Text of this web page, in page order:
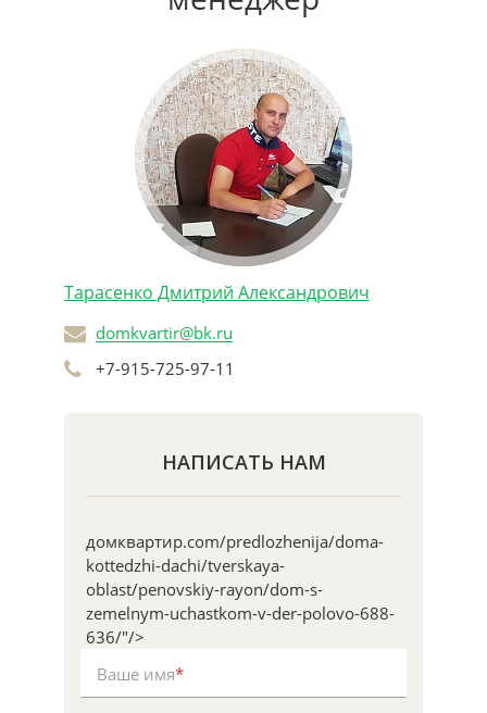
Тарасенко Дмитрий Александрович
domkvartir@bk.ru
+7-915-725-97-11
НАПИСАТЬ НАМ
домквартир.com/predlozhenija/doma-
kottedzhi-dachi/tverskaya-
oblast/penovskiy-rayon/dom-s-
zemelnym-uchastkom-v-der-polovo-688-
636/"/>
Ваше имя*